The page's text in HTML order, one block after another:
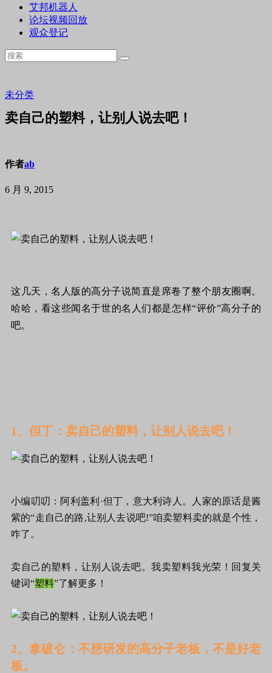
艾邦机器人
论坛视频回放
观众登记
未分类
卖自己的塑料，让别人说去吧！
作者ab
6 月 9, 2015
这几天，名人版的高分子说简直是席卷了整个朋友圈啊。
哈哈，看这些闻名于世的名人们都是怎样“评价”高分子的
吧。
1、但丁：卖自己的塑料，让别人说去吧！
小编叨叨：阿利盖利·但丁，意大利诗人。人家的原话是酱
紫的“走自己的路,让别人去说吧!”咱卖塑料卖的就是个性，
咋了。
卖自己的塑料，让别人说去吧。我卖塑料我光荣！回复关
键词“塑料”了解更多！
2、拿破仑：不想研发的高分子老板，不是好老
板。